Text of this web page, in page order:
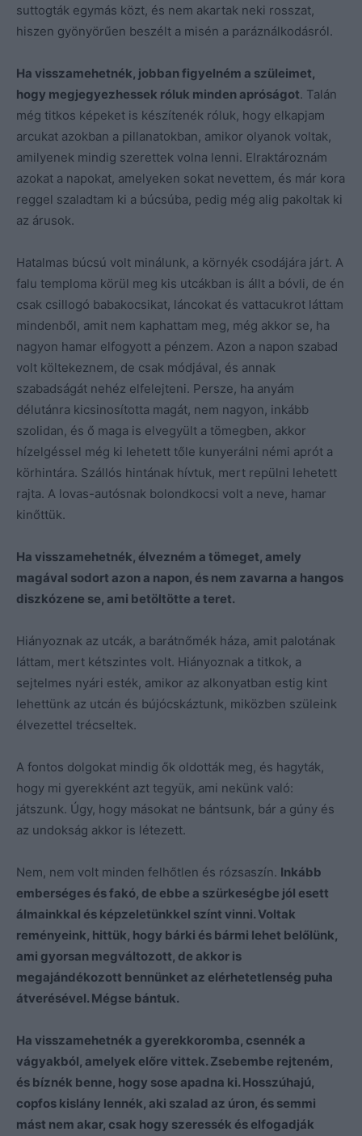
suttogták egymás közt, és nem akartak neki rosszat,
hiszen gyönyörűen beszélt a misén a paráználkodásról.
Ha visszamehetnék, jobban figyelném a szüleimet,
hogy megjegyezhessek róluk minden apróságot. Talán
még titkos képeket is készítenék róluk, hogy elkapjam
arcukat azokban a pillanatokban, amikor olyanok voltak,
amilyenek mindig szerettek volna lenni. Elraktároznám
azokat a napokat, amelyeken sokat nevettem, és már kora
reggel szaladtam ki a búcsúba, pedig még alig pakoltak ki
az árusok.
Hatalmas búcsú volt minálunk, a környék csodájára járt. A
falu temploma körül meg kis utcákban is állt a bóvli, de én
csak csillogó babakocsikat, láncokat és vattacukrot láttam
mindenből, amit nem kaphattam meg, még akkor se, ha
nagyon hamar elfogyott a pénzem. Azon a napon szabad
volt költekeznem, de csak módjával, és annak
szabadságát nehéz elfelejteni. Persze, ha anyám
délutánra kicsinosította magát, nem nagyon, inkább
szolidan, és ő maga is elvegyült a tömegben, akkor
hízelgéssel még ki lehetett tőle kunyerálni némi aprót a
körhintára. Szállós hintának hívtuk, mert repülni lehetett
rajta. A lovas-autósnak bolondkocsi volt a neve, hamar
kinőttük.
Ha visszamehetnék, élvezném a tömeget, amely
magával sodort azon a napon, és nem zavarna a hangos
diszkózene se, ami betöltötte a teret.
Hiányoznak az utcák, a barátnőmék háza, amit palotának
láttam, mert kétszintes volt. Hiányoznak a titkok, a
sejtelmes nyári esték, amikor az alkonyatban estig kint
lehettünk az utcán és bújócskáztunk, miközben szüleink
élvezettel trécseltek.
A fontos dolgokat mindig ők oldották meg, és hagyták,
hogy mi gyerekként azt tegyük, ami nekünk való:
játszunk. Úgy, hogy másokat ne bántsunk, bár a gúny és
az undokság akkor is létezett.
Nem, nem volt minden felhőtlen és rózsaszín. Inkább
emberséges és fakó, de ebbe a szürkeségbe jól esett
álmainkkal és képzeletünkkel színt vinni. Voltak
reményeink, hittük, hogy bárki és bármi lehet belőlünk,
ami gyorsan megváltozott, de akkor is
megajándékozott bennünket az elérhetetlenség puha
átverésével. Mégse bántuk.
Ha visszamehetnék a gyerekkoromba, csennék a
vágyakból, amelyek előre vittek. Zsebembe rejteném,
és bíznék benne, hogy sose apadna ki. Hosszúhajú,
copfos kislány lennék, aki szalad az úron, és semmi
mást nem akar, csak hogy szeressék és elfogadják